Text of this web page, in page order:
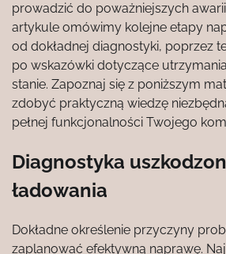
prowadzić do poważniejszych
artykule omówimy kolejne etapy
od dokładnej diagnostyki, poprzez
po wskazówki dotyczące
stanie. Zapoznaj się z poniższym
zdobyć praktyczną wiedzę
pełnej funkcjonalności Twojego
Diagnostyka
ładowania
Dokładne określenie przyczyny
zaplanować efektywną naprawę.